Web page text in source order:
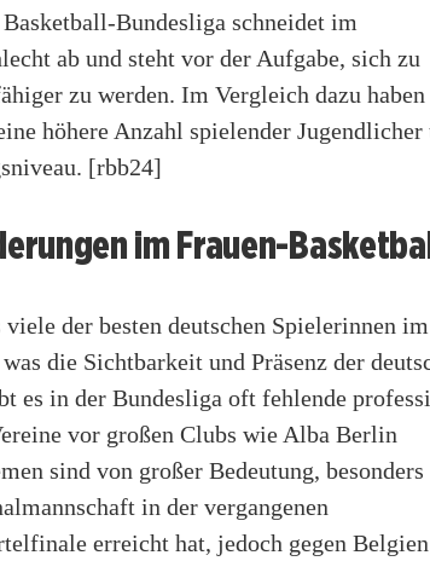
Bundesliga schneidet im
ab und steht vor der Aufgabe, sich zu
zu werden. Im Vergleich dazu
höhere Anzahl spielender Jugendlicher
[rbb24]
im Frauen-
der besten deutschen Spielerinnen im
die Sichtbarkeit und Präsenz der
es in der Bundesliga oft fehlende
vor großen Clubs wie Alba Berlin
sind von großer Bedeutung, besonders
in der vergangenen
erreicht hat, jedoch gegen Belgien